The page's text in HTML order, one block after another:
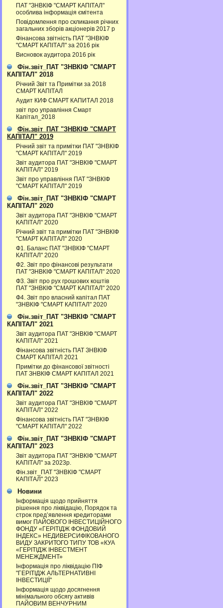
ПАТ "ЗНВКІФ "СМАРТ КАПІТАЛ"
особлива інформація ємітента
Повідомлення про скликання річних
загальних зборів акціонерів 2017 р
Фінансова звітність ПАТ "ЗНВКІФ
"СМАРТ КАПІТАЛ" за 2016 рік
Висновок аудитора 2016 рік
Фін.звіт_ПАТ "ЗНВКІФ "СМАРТ
КАПІТАЛ" 2018
Річний Звіт та Примітки за 2018
СМАРТ КАПІТАЛ
Аудит КИФ СМАРТ КАПИТАЛ 2018
звіт про управління Смарт
Капітал_2018
Фін.звіт_ПАТ "ЗНВКІФ "СМАРТ
КАПІТАЛ" 2019
Річний звіт та примітки ПАТ "ЗНВКІФ
"СМАРТ КАПІТАЛ" 2019
Звіт аудитора ПАТ "ЗНВКІФ "СМАРТ
КАПІТАЛ" 2019
Звіт про управління ПАТ "ЗНВКІФ
"СМАРТ КАПІТАЛ" 2019
Фін.звіт_ПАТ "ЗНВКІФ "СМАРТ
КАПІТАЛ" 2020
Звіт аудитора ПАТ "ЗНВКІФ "СМАРТ
КАПІТАЛ" 2020
Річний звіт та примітки ПАТ "ЗНВКІФ
"СМАРТ КАПІТАЛ" 2020
Ф1. Баланс ПАТ "ЗНВКІФ "СМАРТ
КАПІТАЛ" 2020
Ф2. Звіт про фінансові результати
ПАТ "ЗНВКІФ "СМАРТ КАПІТАЛ" 2020
Ф3. Звiт про рух грошових коштiв
ПАТ "ЗНВКІФ "СМАРТ КАПІТАЛ" 2020
Ф4. Звіт про власний капітал ПАТ
"ЗНВКІФ "СМАРТ КАПІТАЛ" 2020
Фін.звіт_ПАТ "ЗНВКІФ "СМАРТ
КАПІТАЛ" 2021
Звіт аудитора ПАТ "ЗНВКІФ "СМАРТ
КАПІТАЛ" 2021
Фінансова звітність ПАТ ЗНВКІФ
СМАРТ КАПІТАЛ 2021
Примітки до фінансової звітності
ПАТ ЗНВКІФ СМАРТ КАПІТАЛ 2021
Фін.звіт_ПАТ "ЗНВКІФ "СМАРТ
КАПІТАЛ" 2022
Звіт аудитора ПАТ "ЗНВКІФ "СМАРТ
КАПІТАЛ" 2022
Фінансова звітність ПАТ "ЗНВКІФ
"СМАРТ КАПІТАЛ" 2022
Фін.звіт_ПАТ "ЗНВКІФ "СМАРТ
КАПІТАЛ" 2023
Звіт аудитора ПАТ "ЗНВКІФ "СМАРТ
КАПІТАЛ" за 2023р.
Фін.звіт_ПАТ "ЗНВКІФ "СМАРТ
КАПІТАЛ" 2023
Новини
Інформація щодо прийняття
рішення про ліквідацію, Порядок та
строк пред’явлення кредиторами
вимог ПАЙОВОГО ІНВЕСТИЦІЙНОГО
ФОНДУ «ГЕРІТІДЖ ФОНДОВИЙ
ІНДЕКС» НЕДИВЕРСИФІКОВАНОГО
ВИДУ ЗАКРИТОГО ТИПУ ТОВ «КУА
«ГЕРІТІДЖ ІНВЕСТМЕНТ
МЕНЕЖДМЕНТ»
Інформація про ліквідацію ПІФ
"ГЕРІТІДЖ АЛЬТЕРНАТИВНІ
ІНВЕСТИЦІЇ"
Інформація щодо досягнення
мінімального обсягу активів
ПАЙОВИМ ВЕНЧУРНИМ